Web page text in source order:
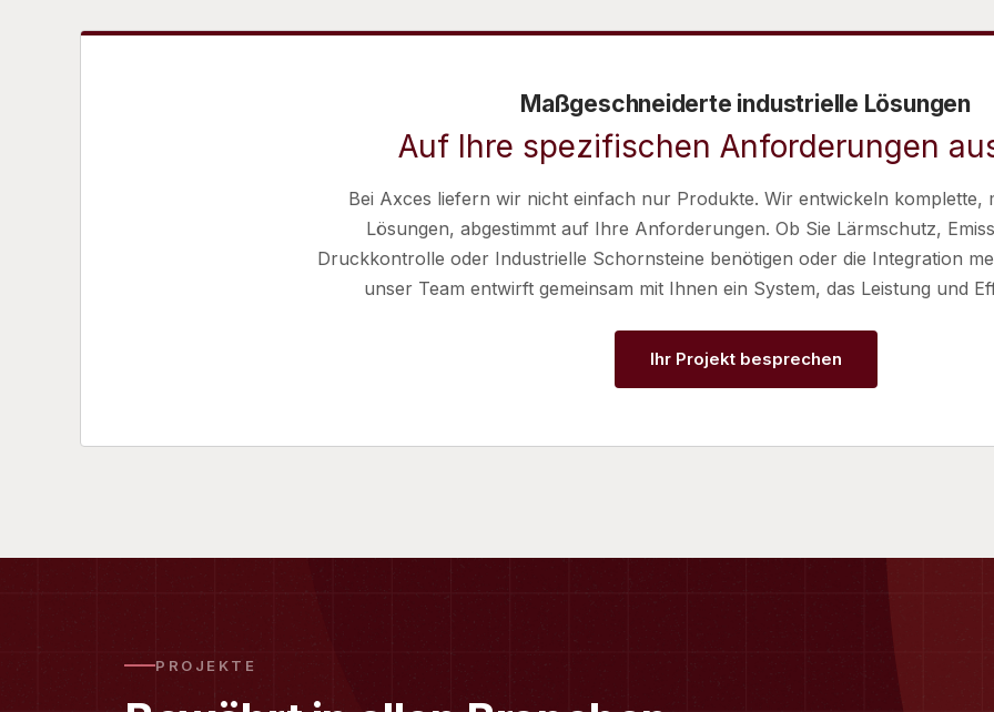
Maßgeschneiderte industrielle Lösungen
Auf Ihre spezifischen Anforderungen
Bei Axces liefern wir nicht einfach nur Produkte. Wir entwickeln komplette,
Lösungen, abgestimmt auf Ihre Anforderungen. Ob Sie Lärmschutz,
Druckkontrolle oder Industrielle Schornsteine benötigen oder die Integration
unser Team entwirft gemeinsam mit Ihnen ein System, das Leistung und
Ihr Projekt besprechen
PROJEKTE